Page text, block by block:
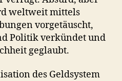
weltweit mittels
vorgetäuscht,
Politik verkündet und
geglaubt.
des Geldsystem